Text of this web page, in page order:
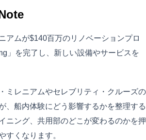
アムが$140百万のリノベーションプロ
」を完了し、新しい設備やサービスを
ミレニアムやセレブリティ・クルーズの
、船内体験にどう影響するかを整理する
ニング、共用部のどこが変わるのかを押
すくなります。